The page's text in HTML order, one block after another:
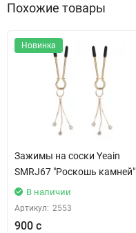
Похожие товары
Новинка
Зажимы на соски Yeain
SMRJ67 "Роскошь камней"
В наличии
Артикул: 2553
900 с